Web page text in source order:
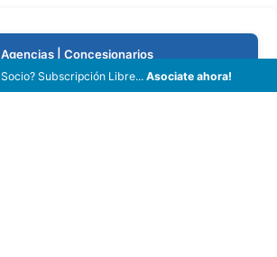
Agencias | Concesionarios
Subscripción Libre... Asociate ahora!